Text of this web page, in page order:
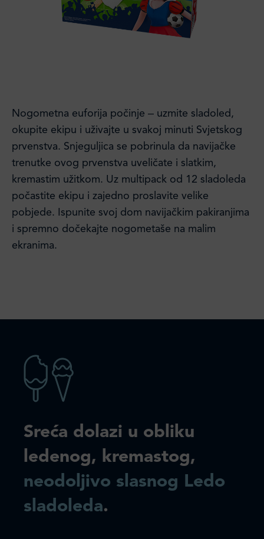
Nogometna euforija počinje ‒ uzmite sladoled,
okupite ekipu i uživajte u svakoj minuti Svjetskog
prvenstva. Snjeguljica se pobrinula da navijačke
trenutke ovog prvenstva uveličate i slatkim,
kremastim užitkom. Uz multipack od 12 sladoleda
počastite ekipu i zajedno proslavite velike
pobjede. Ispunite svoj dom navijačkim pakiranjima
i spremno dočekajte nogometaše na malim
ekranima.
Sreća dolazi u obliku
ledenog, kremastog,
neodoljivo slasnog Ledo
sladoleda.